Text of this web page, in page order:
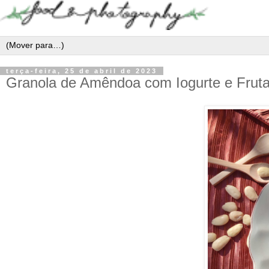
terça-feira, 25 de abril de 2023
Granola de Amêndoa com Iogurte e